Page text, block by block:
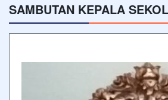
SAMBUTAN KEPALA